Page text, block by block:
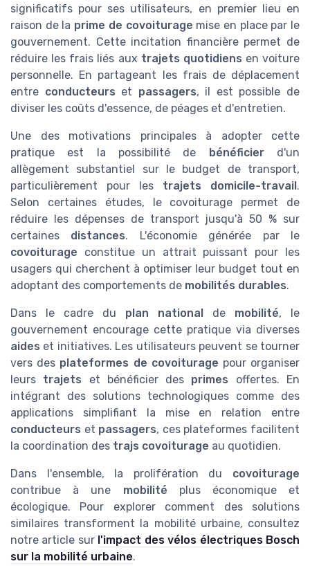
significatifs pour ses utilisateurs, en premier lieu en
raison de la prime de covoiturage mise en place par le
gouvernement. Cette incitation financière permet de
réduire les frais liés aux trajets quotidiens en voiture
personnelle. En partageant les frais de déplacement
entre conducteurs et passagers, il est possible de
diviser les coûts d'essence, de péages et d'entretien.
Une des motivations principales à adopter cette
pratique est la possibilité de
bénéficierd'un
allègement substantiel sur le budget de transport,
particulièrement pour les trajets domicile-travail .
Selon certaines études, le covoiturage permet de
réduire les dépenses de transport jusqu'à 50 % sur
certaines distances. L'économie générée par le
covoiturage constitue un attrait puissant pour les
usagers qui cherchent à optimiser leur budget tout en
adoptant des comportements de mobilités durables.
Dans le cadre du plan national de mobilité, le
gouvernement encourage cette pratique via diverses
aides et initiatives. Les utilisateurs peuvent se tourner
vers des plateformes de covoiturage pour organiser
leurs trajets et bénéficier des primes offertes. En
intégrant des solutions technologiques comme des
applications simplifiant la mise en relation entre
conducteurs et passagers, ces plateformes facilitent
la coordination des trajs covoiturage au quotidien.
Dans l'ensemble, la prolifération du covoiturage
contribue à une mobilité plus économique et
écologique. Pour explorer comment des solutions
similaires transforment la mobilité urbaine, consultez
notre article sur l'impact des vélos électriques Bosch
sur la mobilité urbaine.